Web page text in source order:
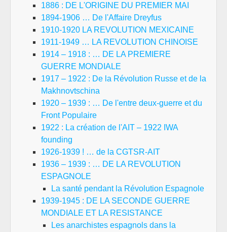
1886 : DE L'ORIGINE DU PREMIER MAI
1894-1906 … De l'Affaire Dreyfus
1910-1920 LA REVOLUTION MEXICAINE
1911-1949 … LA REVOLUTION CHINOISE
1914 – 1918 : … DE LA PREMIERE
GUERRE MONDIALE
1917 – 1922 : De la Révolution Russe et de la
Makhnovtschina
1920 – 1939 : … De l'entre deux-guerre et du
Front Populaire
1922 : La création de l'AIT – 1922 IWA
founding
1926-1939 ! … de la CGTSR-AIT
1936 – 1939 : … DE LA REVOLUTION
ESPAGNOLE
La santé pendant la Révolution Espagnole
1939-1945 : DE LA SECONDE GUERRE
MONDIALE ET LA RESISTANCE
Les anarchistes espagnols dans la